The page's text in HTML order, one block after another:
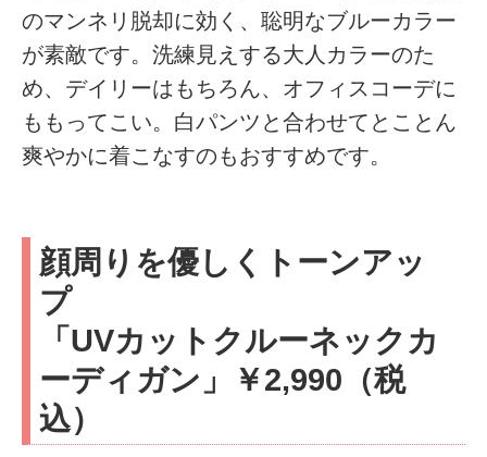
のマンネリ脱却に効く、聡明なブルーカラー
が素敵です。洗練見えする大人カラーのた
め、デイリーはもちろん、オフィスコーデに
ももってこい。白パンツと合わせてとことん
爽やかに着こなすのもおすすめです。
顔周りを優しくトーンアッ
プ
「UVカットクルーネックカ
ーディガン」￥2,990（税
込）